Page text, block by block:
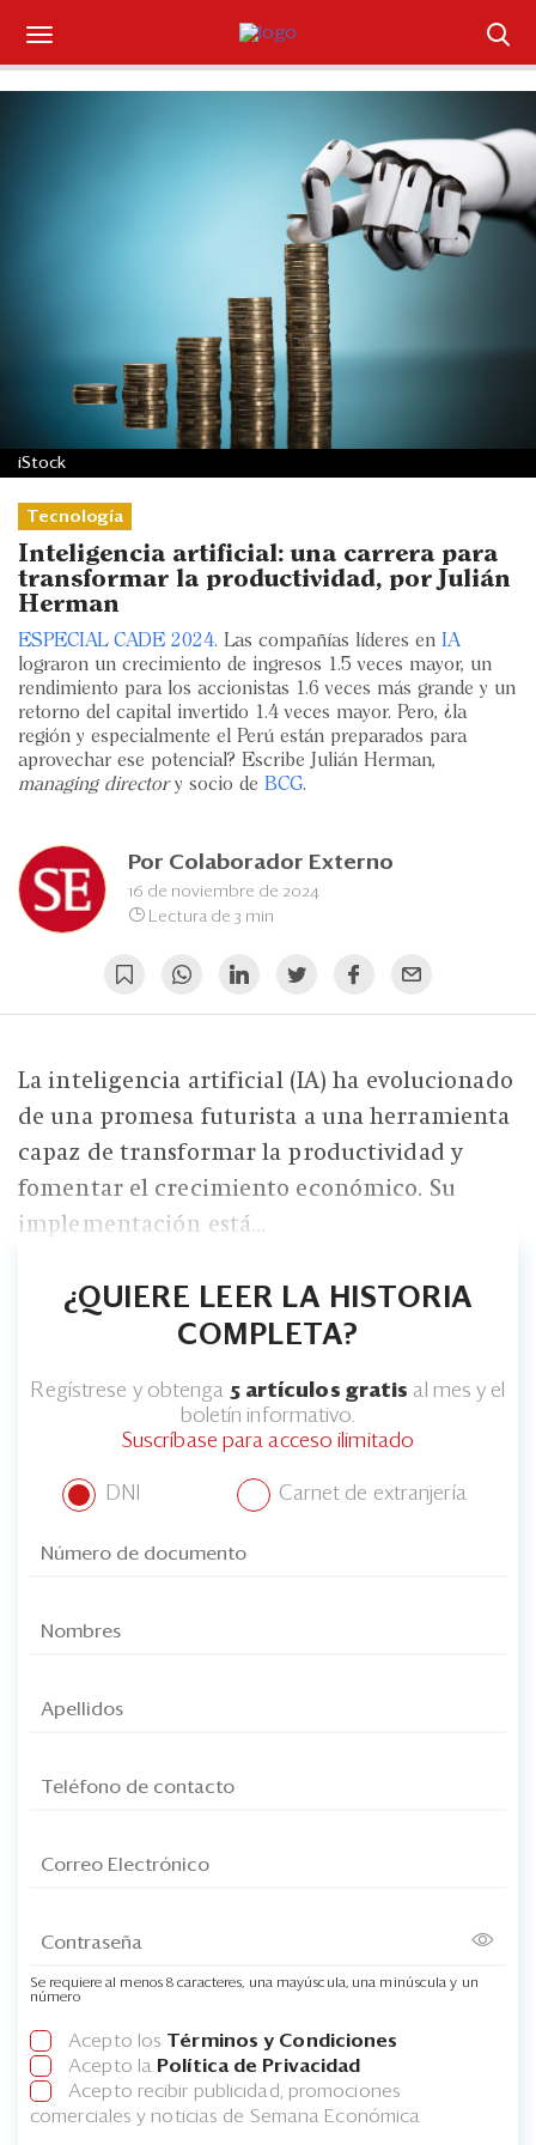
Suscríbase
Sectores y Empresas
Management
Economía y Finanzas
Legal y Política
Eventos
Blogs
Ranking CEO
Edición Impresa
Tecnología
Inteligencia artificial: una carrera para
transformar la productividad, por Julián
Herman
ESPECIAL CADE 2024. Las compañías líderes en
IA
lograron un crecimiento de ingresos 1.5 veces mayor, un
rendimiento para los accionistas 1.6 veces más grande y un
retorno del capital invertido 1.4 veces mayor. Pero, ¿la
región y especialmente el Perú están preparados para
aprovechar ese potencial? Escribe Julián Herman,
managing directory socio de BCG.
Por Colaborador Externo
16 de noviembre de 2024
Lectura de 3 min
iStock
La inteligencia artificial (IA) ha evolucionado
de una promesa futurista a una herramienta
capaz de transformar la productividad y
fomentar el crecimiento económico. Su
implementación está...
¿QUIERE LEER LA HISTORIA
COMPLETA?
Regístrese y obtenga 5 artículos gratis al mes y el
boletín informativo.
Suscríbase para acceso ilimitado
DNI Carnet de extranjería
Se requiere al menos 8 caracteres, una mayúscula, una minúscula y un
número
Acepto los Términos y Condiciones
Acepto la Política de Privacidad
Acepto recibir publicidad, promociones
comerciales y noticias de Semana Económica